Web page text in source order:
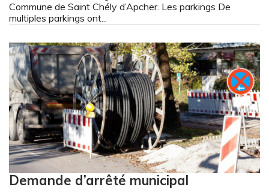
Commune de Saint Chély d’Apcher. Les parkings De
multiples parkings ont...
Demande d’arrêté municipal